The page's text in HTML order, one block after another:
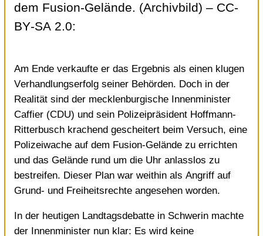
dem Fusion-Gelände. (Archivbild) – CC-
BY-SA 2.0:
Am Ende verkaufte er das Ergebnis als einen klugen
Verhandlungserfolg seiner Behörden. Doch in der
Realität sind der mecklenburgische Innenminister
Caffier (CDU) und sein Polizeipräsident Hoffmann-
Ritterbusch krachend gescheitert beim Versuch, eine
Polizeiwache auf dem Fusion-Gelände zu errichten
und das Gelände rund um die Uhr anlasslos zu
bestreifen. Dieser Plan war weithin als Angriff auf
Grund- und Freiheitsrechte angesehen worden.
In der heutigen Landtagsdebatte in Schwerin machte
der Innenminister nun klar: Es wird keine